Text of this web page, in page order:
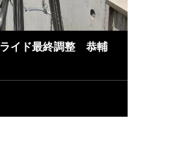
イド最終調整 恭輔